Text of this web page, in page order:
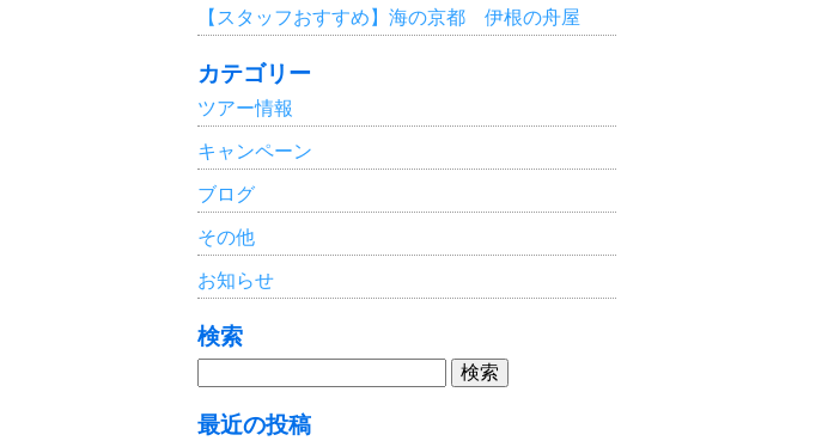
【スタッフおすすめ】海の京都 伊根の舟屋
カテゴリー
ツアー情報
キャンペーン
ブログ
その他
お知らせ
検索
検
索:
最近の投稿